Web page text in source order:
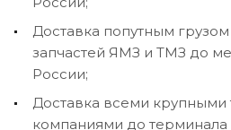
Доставка попутным
запчастей ЯМЗ и ТМЗ до
России;
Доставка всеми
компаниями до